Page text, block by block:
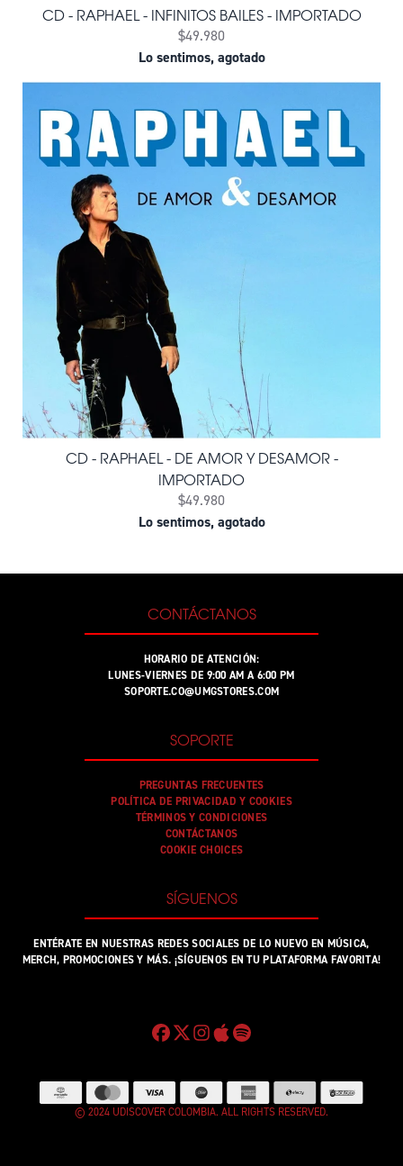
CD - RAPHAEL - INFINITOS BAILES - IMPORTADO
$49.980
Lo sentimos, agotado
CD - RAPHAEL - DE AMOR Y DESAMOR -
IMPORTADO
$49.980
Lo sentimos, agotado
CONTÁCTANOS
HORARIO DE ATENCIÓN:
LUNES-VIERNES DE 9:00 AM A 6:00 PM
SOPORTE.CO@UMGSTORES.COM
SOPORTE
PREGUNTAS FRECUENTES
POLÍTICA DE PRIVACIDAD Y COOKIES
TÉRMINOS Y CONDICIONES
CONTÁCTANOS
COOKIE CHOICES
SÍGUENOS
ENTÉRATE EN NUESTRAS REDES SOCIALES DE LO NUEVO EN MÚSICA,
MERCH, PROMOCIONES Y MÁS. ¡SÍGUENOS EN TU PLATAFORMA FAVORITA!
© 2024 UDISCOVER COLOMBIA. ALL RIGHTS RESERVED.